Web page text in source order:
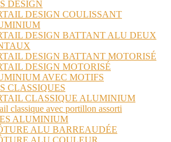
DESIGN
DESIGN COULISSANT
DESIGN BATTANT ALU DEUX
DESIGN BATTANT MOTORISÉ
DESIGN MOTORISÉ
AVEC MOTIFS
CLASSIQUES
CLASSIQUE ALUMINIUM
classique avec portillon assorti
ALUMINIUM
ALU BARREAUDÉE
ALU COULEUR